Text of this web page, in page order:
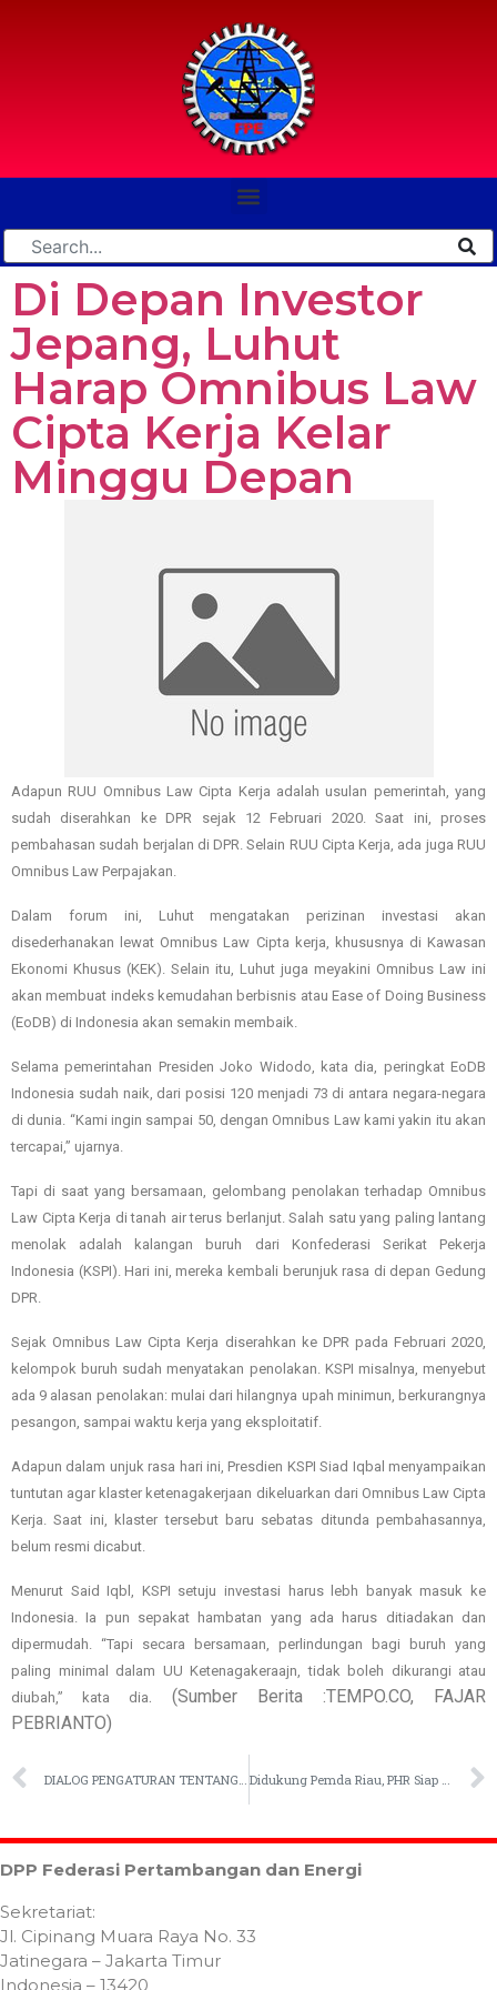
Di Depan Investor
Jepang, Luhut
Harap Omnibus Law
Cipta Kerja Kelar
Minggu Depan
Adapun RUU Omnibus Law Cipta Kerja adalah usulan pemerintah, yang
sudah diserahkan ke DPR sejak 12 Februari 2020. Saat ini, proses
pembahasan sudah berjalan di DPR. Selain RUU Cipta Kerja, ada juga RUU
Omnibus Law Perpajakan.
Dalam forum ini, Luhut mengatakan perizinan investasi akan
disederhanakan lewat Omnibus Law Cipta kerja, khususnya di Kawasan
Ekonomi Khusus (KEK). Selain itu, Luhut juga meyakini Omnibus Law ini
akan membuat indeks kemudahan berbisnis atau Ease of Doing Business
(EoDB) di Indonesia akan semakin membaik.
Selama pemerintahan Presiden Joko Widodo, kata dia, peringkat EoDB
Indonesia sudah naik, dari posisi 120 menjadi 73 di antara negara-negara
di dunia. “Kami ingin sampai 50, dengan Omnibus Law kami yakin itu akan
tercapai,” ujarnya.
Tapi di saat yang bersamaan, gelombang penolakan terhadap Omnibus
Law Cipta Kerja di tanah air terus berlanjut. Salah satu yang paling lantang
menolak adalah kalangan buruh dari Konfederasi Serikat Pekerja
Indonesia (KSPI). Hari ini, mereka kembali berunjuk rasa di depan Gedung
DPR.
Sejak Omnibus Law Cipta Kerja diserahkan ke DPR pada Februari 2020,
kelompok buruh sudah menyatakan penolakan. KSPI misalnya, menyebut
ada 9 alasan penolakan: mulai dari hilangnya upah minimun, berkurangnya
pesangon, sampai waktu kerja yang eksploitatif.
Adapun dalam unjuk rasa hari ini, Presdien KSPI Siad Iqbal menyampaikan
tuntutan agar klaster ketenagakerjaan dikeluarkan dari Omnibus Law Cipta
Kerja. Saat ini, klaster tersebut baru sebatas ditunda pembahasannya,
belum resmi dicabut.
Menurut Said Iqbl, KSPI setuju investasi harus lebh banyak masuk ke
Indonesia. Ia pun sepakat hambatan yang ada harus ditiadakan dan
dipermudah. “Tapi secara bersamaan, perlindungan bagi buruh yang
paling minimal dalam UU Ketenagakeraajn, tidak boleh dikurangi atau
diubah,” kata dia. (Sumber Berita :TEMPO.CO, FAJAR
PEBRIANTO)
DPP Federasi Pertambangan dan Energi
Sekretariat:
Jl. Cipinang Muara Raya No. 33
Jatinegara – Jakarta Timur
Indonesia – 13420